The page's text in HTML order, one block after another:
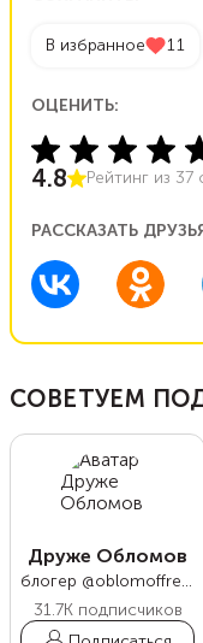
В избранное 11
ОЦЕНИТЬ:
4.8 Рейтинг из 37
РАССКАЗАТЬ
СОВЕТУЕМ
Друже Обломов
блогер @oblomoffrecipe
31.7Kподписчиков